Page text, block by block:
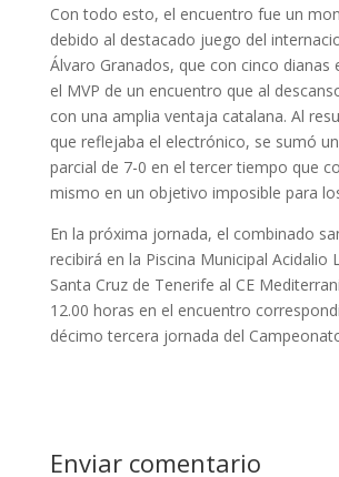
Con todo esto, el encuentro fue un
debido al destacado juego del
Álvaro Granados, que con cinco dianas
el MVP de un encuentro que al
con una amplia ventaja catalana. Al
que reflejaba el electrónico, se sumó
parcial de 7-0 en el tercer tiempo que
mismo en un objetivo imposible para
En la próxima jornada, el combinado
recibirá en la Piscina Municipal Acidalio
Santa Cruz de Tenerife al CE
12.00 horas en el encuentro
décimo tercera jornada del
Enviar comentario